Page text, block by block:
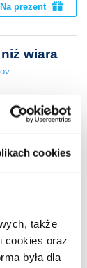
cookies
także
cookies oraz
była dla
Na prezent
wiara
17.07 zł
Na prezent